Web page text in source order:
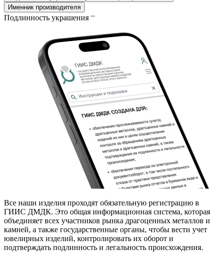
Именник производителя
Подлинность украшения
Все наши изделия проходят обязательную регистрацию в
ГИИС ДМДК. Это общая информационная система, которая
объединяет всех участников рынка драгоценных металлов и
камней, а также государственные органы, чтобы вести учет
ювелирных изделий, контролировать их оборот и
подтверждать подлинность и легальность происхождения.